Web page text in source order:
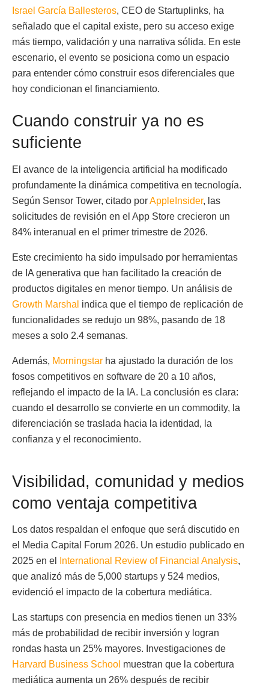
Israel García Ballesteros, CEO de Startuplinks, ha
señalado que el capital existe, pero su acceso exige
más tiempo, validación y una narrativa sólida. En este
escenario, el evento se posiciona como un espacio
para entender cómo construir esos diferenciales que
hoy condicionan el financiamiento.
Cuando construir ya no es
suficiente
El avance de la inteligencia artificial ha modificado
profundamente la dinámica competitiva en tecnología.
Según Sensor Tower, citado porAppleInsider, las
solicitudes de revisión en el App Store crecieron un
84% interanual en el primer trimestre de 2026.
Este crecimiento ha sido impulsado por herramientas
de IA generativa que han facilitado la creación de
productos digitales en menor tiempo. Un análisis de
Growth Marshal indica que el tiempo de replicación de
funcionalidades se redujo un 98%, pasando de 18
meses a solo 2.4 semanas.
Además, Morningstar ha ajustado la duración de los
fosos competitivos en software de 20 a 10 años,
reflejando el impacto de la IA. La conclusión es clara:
cuando el desarrollo se convierte en un commodity, la
diferenciación se traslada hacia la identidad, la
confianza y el reconocimiento.
Visibilidad, comunidad y medios
como ventaja competitiva
Los datos respaldan el enfoque que será discutido en
el Media Capital Forum 2026. Un estudio publicado en
2025 en el
International Review of Financial Analysis,
que analizó más de 5,000 startups y 524 medios,
evidenció el impacto de la cobertura mediática.
Las startups con presencia en medios tienen un 33%
más de probabilidad de recibir inversión y logran
rondas hasta un 25% mayores. Investigaciones de
Harvard Business School muestran que la cobertura
mediática aumenta un 26% después de recibir